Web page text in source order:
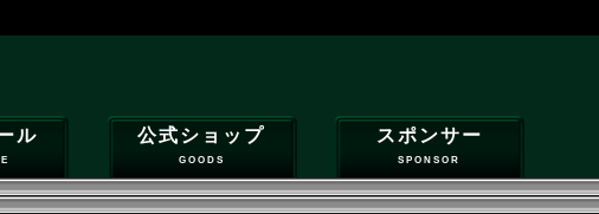
ル 公式ショップ
GOODS
スポンサー
SPONSOR